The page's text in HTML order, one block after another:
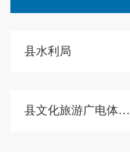
县水利局
县文化旅游广电体育局